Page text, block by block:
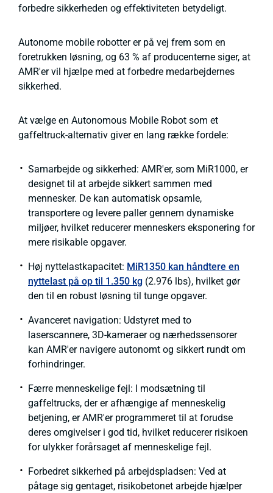
forbedre sikkerheden og effektiviteten betydeligt.
Autonome mobile robotter er på vej frem som en
foretrukken løsning, og 63 % af producenterne siger, at
AMR'er vil hjælpe med at forbedre medarbejdernes
sikkerhed.
At vælge en Autonomous Mobile Robot som et
gaffeltruck-alternativ giver en lang række fordele:
Samarbejde og sikkerhed: AMR'er, som MiR1000, er
designet til at arbejde sikkert sammen med
mennesker. De kan automatisk opsamle,
transportere og levere paller gennem dynamiske
miljøer, hvilket reducerer menneskers eksponering for
mere risikable opgaver.
Høj nyttelastkapacitet: MiR1350 kan håndtere en
nyttelast på op til 1.350 kg (2.976 lbs), hvilket gør
den til en robust løsning til tunge opgaver.
Avanceret navigation: Udstyret med to
laserscannere, 3D-kameraer og nærhedssensorer
kan AMR'er navigere autonomt og sikkert rundt om
forhindringer.
Færre menneskelige fejl: I modsætning til
gaffeltrucks, der er afhængige af menneskelig
betjening, er AMR'er programmeret til at forudse
deres omgivelser i god tid, hvilket reducerer risikoen
for ulykker forårsaget af menneskelige fejl.
Forbedret sikkerhed på arbejdspladsen: Ved at
påtage sig gentaget, risikobetonet arbejde hjælper